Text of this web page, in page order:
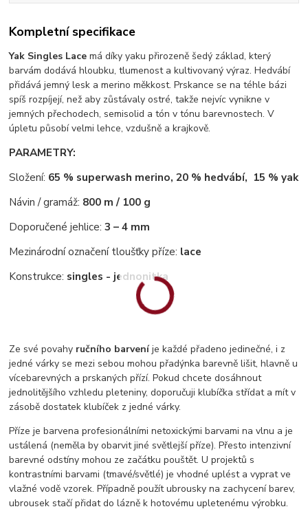
Kompletní specifikace
Yak Singles Lace má díky yaku přirozeně šedý základ, který
barvám dodává hloubku, tlumenost a kultivovaný výraz. Hedvábí
přidává jemný lesk a merino měkkost. Prskance se na téhle bázi
spíš rozpíjejí, než aby zůstávaly ostré, takže nejvíc vynikne v
jemných přechodech, semisolid a tón v tónu barevnostech. V
úpletu působí velmi lehce, vzdušně a krajkově.
PARAMETRY:
Složení: 65 % superwash merino, 20 % hedvábí, 15 % yak
Návin / gramáž: 800 m / 100 g
Doporučené jehlice:3 – 4 mm
Mezinárodní označení tloušťky příze: lace
Konstrukce: singles - jednonitka
Ze své povahy ručního barveníje každé přadeno jedinečné, i z
jedné várky se mezi sebou mohou přadýnka barevně lišit, hlavně u
vícebarevných a prskaných přízí. Pokud chcete dosáhnout
jednolitějšího vzhledu pleteniny, doporučuji klubíčka střídat a mít v
zásobě dostatek klubíček z jedné várky.
Příze je barvena profesionálními netoxickými barvami na vlnu a je
ustálená (neměla by obarvit jiné světlejší příze). Přesto intenzivní
barevné odstíny mohou ze začátku pouštět. U projektů s
kontrastními barvami (tmavé/světlé) je vhodné uplést a vyprat ve
vlažné vodě vzorek. Případně použít ubrousky na zachycení barev,
ubrousek stačí přidat do lázně k hotovému upletenému výrobku.